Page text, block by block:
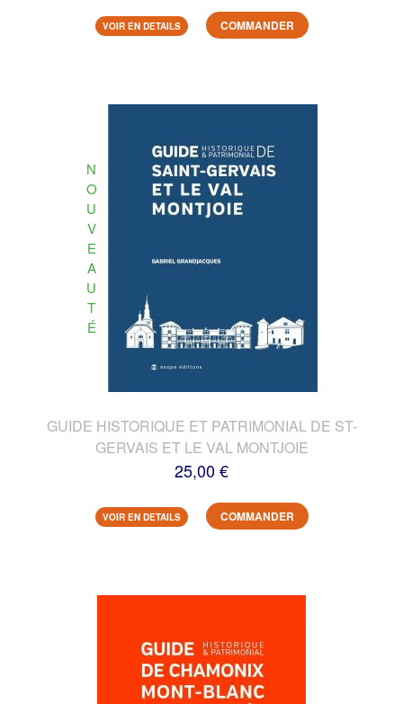
VOIR EN DETAILS COMMANDER
N
O
U
V
E
A
U
T
É
GUIDE HISTORIQUE ET PATRIMONIAL DE ST-
GERVAIS ET LE VAL MONTJOIE
25,00 €
VOIR EN DETAILS COMMANDER